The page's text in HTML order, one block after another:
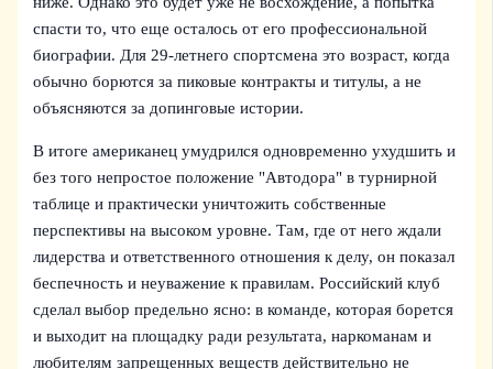
спасти то, что еще осталось от его профессиональной
биографии. Для 29-летнего спортсмена это возраст, когда
обычно борются за пиковые контракты и титулы, а не
объясняются за допинговые истории.
В итоге американец умудрился одновременно ухудшить и
без того непростое положение "Автодора" в турнирной
таблице и практически уничтожить собственные
перспективы на высоком уровне. Там, где от него ждали
лидерства и ответственного отношения к делу, он показал
беспечность и неуважение к правилам. Российский клуб
сделал выбор предельно ясно: в команде, которая борется
и выходит на площадку ради результата, наркоманам и
любителям запрещенных веществ действительно не